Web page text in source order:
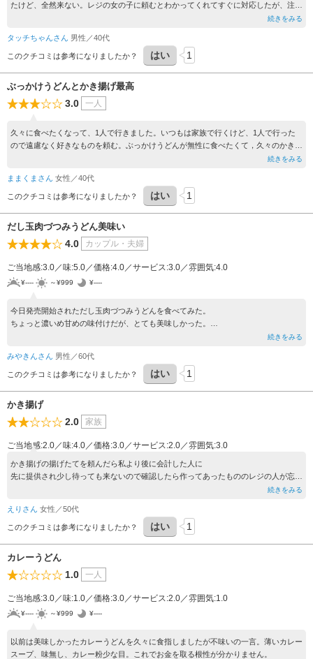
たけど、全然来ない。レジの女の子に頼むとわかってくれてすぐに対応したが、注文
を聞いた男性従業員が「すいませーんの一言」以前も釜玉なのに釜玉明太を出した。
続きをみる
タッチちゃんさん 男性／40代
このクチコミは参考になりましたか？ はい 1
ぶっかけうどんとかき揚げ最高
3.0 一人
久々に食べたくなって、1人で行きました。いつもは家族で行くけど、1人で行った
ので遠慮なく好きなものを頼む。ぶっかけうどんが無性に食べたくて，久々のかき揚
続きをみる
ままくまさん 女性／40代
このクチコミは参考になりましたか？ はい 1
だし玉肉づつみうどん美味い
4.0 カップル・夫婦
ご当地感:3.0／味:5.0／価格:4.0／サービス:3.0／雰囲気:4.0
¥---- ～¥999 ¥----
今日発売開始されただし玉肉づつみうどんを食べてみた。
ちょっと濃いめ甘めの味付けだが、とても美味しかった。
続きをみる
みやきんさん 男性／60代
このクチコミは参考になりましたか？ はい 1
かき揚げ
2.0 家族
ご当地感:2.0／味:4.0／価格:3.0／サービス:2.0／雰囲気:3.0
かき揚げの揚げたてを頼んだら私より後に会計した人に
先に提供され少し待っても来ないので確認したら作ってあったもののレジの人が忘れ
みたもののゴゲ臭くて食べられなかった。
続きをみる
えりさん 女性／50代
このクチコミは参考になりましたか？ はい 1
カレーうどん
1.0 一人
ご当地感:3.0／味:1.0／価格:3.0／サービス:2.0／雰囲気:1.0
¥---- ～¥999 ¥----
以前は美味しかったカレーうどんを久々に食指しましたが不味いの一言。薄いカレー
スープ、味無し、カレー粉少な目。これでお金を取る根性が分かりません。